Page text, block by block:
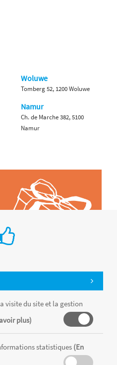
visite du site et la gestion
plus)
statistiques (En
Woluwe
Tomberg 52, 1200 Woluwe
Namur
Ch. de Marche 382, 5100
Namur
la limite des stocks disponibles de